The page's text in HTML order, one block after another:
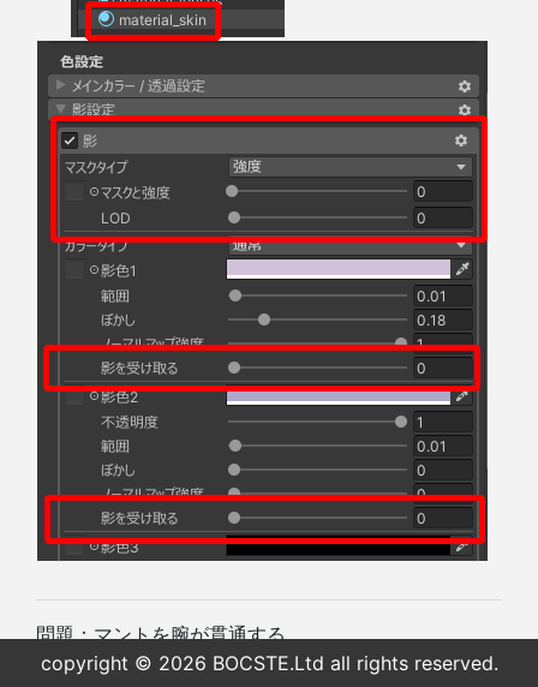
問題：マントを腕が貫通する。
原因：作者の技術不足です。申し訳ございません。貫
copyright © 2026 BOCSTE.Ltd all rights reserved.